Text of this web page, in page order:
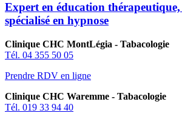
Expert en éducation
spécialisé en hypnose
Clinique CHC MontLégia - Tabacologie
Tél. 04 355 50 05
Prendre RDV en ligne
Clinique CHC Waremme - Tabacologie
Tél. 019 33 94 40